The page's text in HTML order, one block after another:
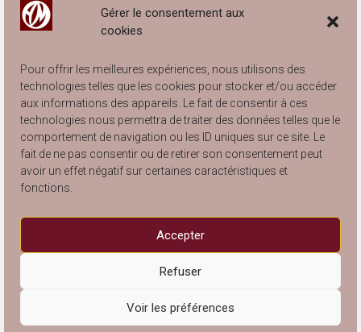
Gérer le consentement aux
cookies
Pour offrir les meilleures expériences, nous utilisons des
technologies telles que les cookies pour stocker et/ou accéder
aux informations des appareils. Le fait de consentir à ces
technologies nous permettra de traiter des données telles que le
comportement de navigation ou les ID uniques sur ce site. Le
fait de ne pas consentir ou de retirer son consentement peut
avoir un effet négatif sur certaines caractéristiques et
fonctions.
Accepter
Refuser
Voir les préférences
Engagé à Lyon… et à Villeurbanne !
Catalogue Articles de Rangement 2025
Catalogue Arts de la Table 2025
Catalogue Articles de Décoration 2025
Artisans du Monde Lyon Villeurbanne
WordPressTraduit parWp Trads. Thème Ample parTheme Grill